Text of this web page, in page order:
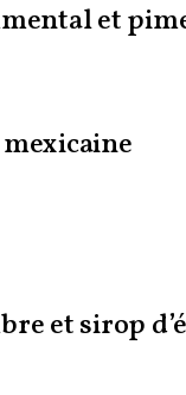
et
et sirop